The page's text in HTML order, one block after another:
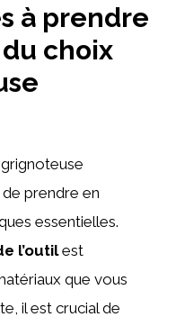
à prendre
choix
prendre en
essentielles.
l’outilest
que vous
il est crucial de